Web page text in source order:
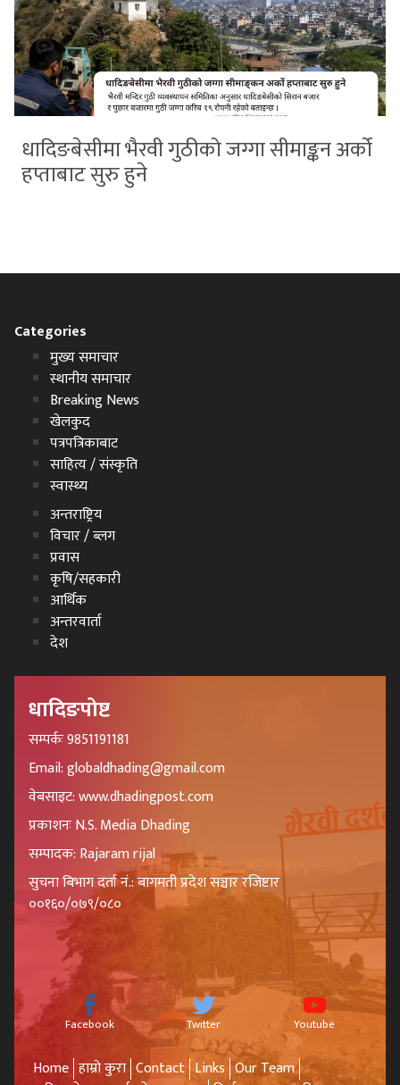
धादिङबेसीमा भैरवी गुठीको जग्गा सीमाङ्कन अर्को
हप्ताबाट सुरु हुने
Categories
मुख्य समाचार
स्थानीय समाचार
Breaking News
खेलकुद
पत्रपत्रिकाबाट
साहित्य / संस्कृति
स्वास्थ्य
अन्तराष्ट्रिय
विचार / ब्लग
प्रवास
कृषि/सहकारी
आर्थिक
अन्तरवार्ता
देश
धादिङपोष्ट
सम्पर्कः 9851191181
Email: globaldhading@gmail.com
वेबसाइट: www.dhadingpost.com
प्रकाशनः N.S. Media Dhading
सम्पादक: Rajaram rijal
सुचना बिभाग दर्ता नं.: बागमती प्रदेश सञ्चार रजिष्टार
००१६०/०७९/०८०
Facebook Twitter Youtube
Home हाम्रो कुरा Contact Links Our Team